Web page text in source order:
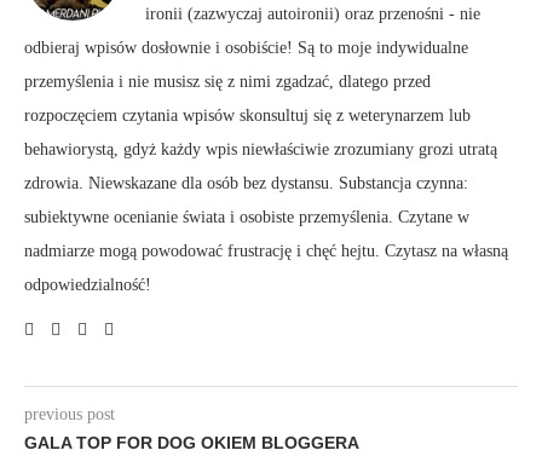
ironii (zazwyczaj autoironii) oraz przenośni - nie
odbieraj wpisów dosłownie i osobiście! Są to moje indywidualne
przemyślenia i nie musisz się z nimi zgadzać, dlatego przed
rozpoczęciem czytania wpisów skonsultuj się z weterynarzem lub
behawiorystą, gdyż każdy wpis niewłaściwie zrozumiany grozi utratą
zdrowia. Niewskazane dla osób bez dystansu. Substancja czynna:
subiektywne ocenianie świata i osobiste przemyślenia. Czytane w
nadmiarze mogą powodować frustrację i chęć hejtu. Czytasz na własną
odpowiedzialność!
previous post
GALA TOP FOR DOG OKIEM BLOGGERA